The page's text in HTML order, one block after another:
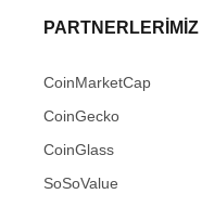
PARTNERLERIMIZ
CoinMarketCap
CoinGecko
CoinGlass
SoSoValue